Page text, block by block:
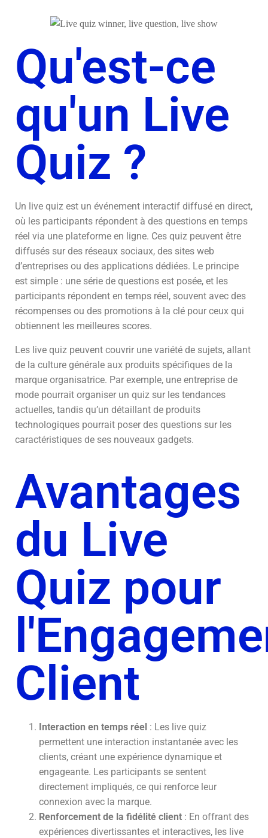
Qu'est-ce
qu'un Live
Quiz ?
Un live quiz est un événement interactif diffusé en direct,
où les participants répondent à des questions en temps
réel via une plateforme en ligne. Ces quiz peuvent être
diffusés sur des réseaux sociaux, des sites web
d’entreprises ou des applications dédiées. Le principe
est simple : une série de questions est posée, et les
participants répondent en temps réel, souvent avec des
récompenses ou des promotions à la clé pour ceux qui
obtiennent les meilleures scores.
Les live quiz peuvent couvrir une variété de sujets, allant
de la culture générale aux produits spécifiques de la
marque organisatrice. Par exemple, une entreprise de
mode pourrait organiser un quiz sur les tendances
actuelles, tandis qu’un détaillant de produits
technologiques pourrait poser des questions sur les
caractéristiques de ses nouveaux gadgets.
Avantages
du Live
Quiz pour
Client
Interaction en temps réel : Les live quiz
permettent une interaction instantanée avec les
clients, créant une expérience dynamique et
engageante. Les participants se sentent
directement impliqués, ce qui renforce leur
connexion avec la marque.
Renforcement de la fidélité client : En offrant des
expériences divertissantes et interactives, les live